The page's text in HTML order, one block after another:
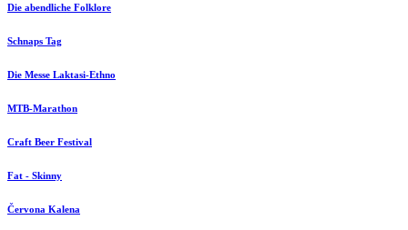
Die abendliche Folklore
Schnaps Tag
Die Messe Laktasi-Ethno
MTB-Marathon
Craft Beer Festival
Fat - Skinny
Červona Kalena